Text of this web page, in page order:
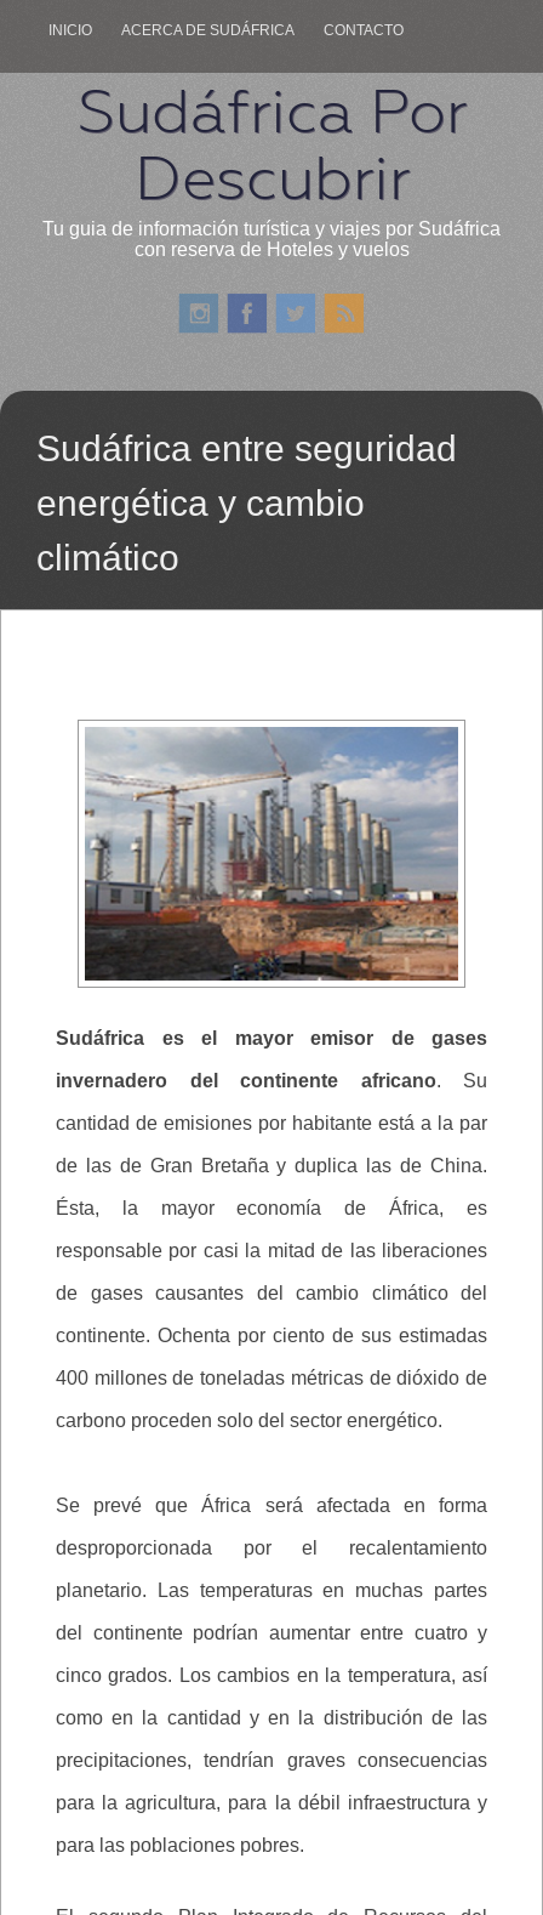
INICIO ACERCA DE SUDÁFRICA CONTACTO
Sudáfrica Por
Descubrir
Tu guia de información turística y viajes por Sudáfrica
con reserva de Hoteles y vuelos
Sudáfrica entre seguridad
energética y cambio
climático
Sudáfrica es el mayor emisor de gases
invernadero del continente africano. Su
cantidad de emisiones por habitante está a la par
de las de Gran Bretaña y duplica las de China.
Ésta, la mayor economía de África, es
responsable por casi la mitad de las liberaciones
de gases causantes del cambio climático del
continente. Ochenta por ciento de sus estimadas
400 millones de toneladas métricas de dióxido de
carbono proceden solo del sector energético.
Se prevé que África será afectada en forma
desproporcionada por el recalentamiento
planetario. Las temperaturas en muchas partes
del continente podrían aumentar entre cuatro y
cinco grados. Los cambios en la temperatura, así
como en la cantidad y en la distribución de las
precipitaciones, tendrían graves consecuencias
para la agricultura, para la débil infraestructura y
para las poblaciones pobres.